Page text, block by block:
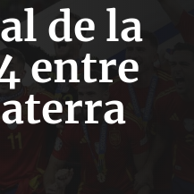
de la
entre